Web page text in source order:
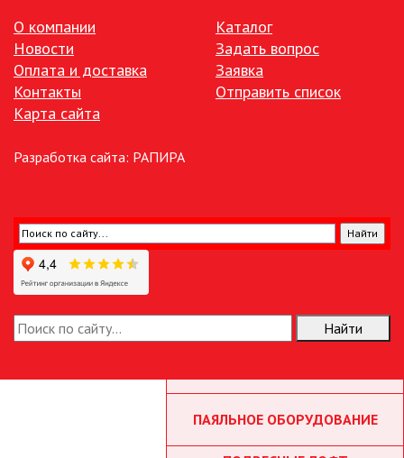
ЛИНЕЙНЫЕ СВЕТОДИОДНЫЕ
СВЕТИЛЬНИКИ
НИЗКОВОЛЬТНОЕ
НОВОГОДНЕЕ ОСВЕЩЕНИЕ
ПАЯЛЬНОЕ ОБОРУДОВАНИЕ
О компании
Новости
Оплата и доставка
Контакты
Карта сайта
Каталог
Задать вопрос
Заявка
Отправить список
Разработка сайта: РАПИРА
Найти